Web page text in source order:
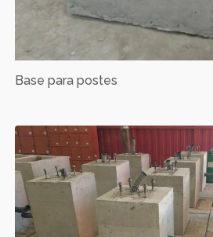
Base para postes